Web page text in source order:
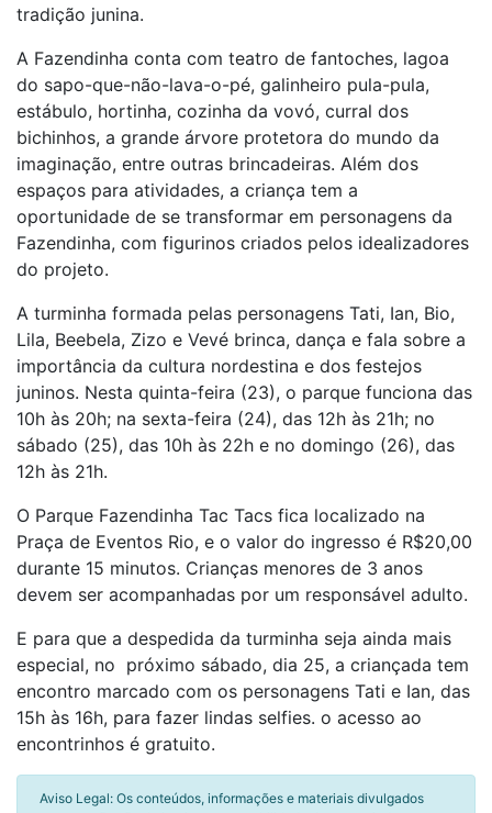
tradição junina.
A Fazendinha conta com teatro de fantoches, lagoa
do sapo-que-não-lava-o-pé, galinheiro pula-pula,
estábulo, hortinha, cozinha da vovó, curral dos
bichinhos, a grande árvore protetora do mundo da
imaginação, entre outras brincadeiras. Além dos
espaços para atividades, a criança tem a
oportunidade de se transformar em personagens da
Fazendinha, com figurinos criados pelos idealizadores
do projeto.
A turminha formada pelas personagens Tati, Ian, Bio,
Lila, Beebela, Zizo e Vevé brinca, dança e fala sobre a
importância da cultura nordestina e dos festejos
juninos. Nesta quinta-feira (23), o parque funciona das
10h às 20h; na sexta-feira (24), das 12h às 21h; no
sábado (25), das 10h às 22h e no domingo (26), das
12h às 21h.
O Parque Fazendinha Tac Tacs fica localizado na
Praça de Eventos Rio, e o valor do ingresso é R$20,00
durante 15 minutos. Crianças menores de 3 anos
devem ser acompanhadas por um responsável adulto.
E para que a despedida da turminha seja ainda mais
especial, no próximo sábado, dia 25, a criançada tem
encontro marcado com os personagens Tati e Ian, das
15h às 16h, para fazer lindas selfies. o acesso ao
encontrinhos é gratuito.
Aviso Legal: Os conteúdos, informações e materiais divulgados